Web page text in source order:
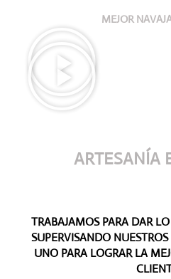
MEJOR
ARTESANÍA
TRABAJAMOS PARA DAR
SUPERVISANDO
UNO PARA LOGRAR LA